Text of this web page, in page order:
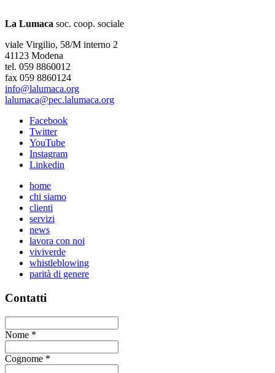
La Lumaca soc. coop. sociale
viale Virgilio, 58/M interno 2
41123 Modena
tel. 059 8860012
fax 059 8860124
info@lalumaca.org
lalumaca@pec.lalumaca.org
Facebook
Twitter
YouTube
Instagram
Linkedin
home
chi siamo
clienti
servizi
news
lavora con noi
viviverde
whistleblowing
parità di genere
Contatti
Nome *
Cognome *